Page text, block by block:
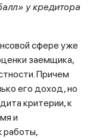
у кредитора
сфере уже
заемщика,
Причем
его доход, но
критерии, к
и
работы,